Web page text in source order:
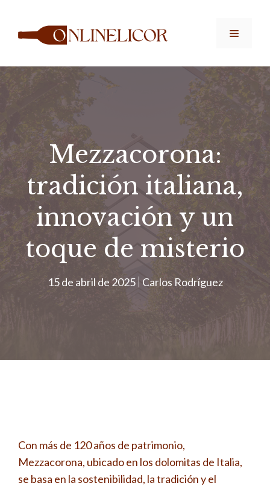
contenido
Menú
Mezzacorona:
tradición italiana,
innovación y un
toque de misterio
15 de abril de 2025 Carlos Rodríguez
Con más de 120 años de patrimonio,
Mezzacorona, ubicado en los dolomitas de Italia,
se basa en la sostenibilidad, la tradición y el